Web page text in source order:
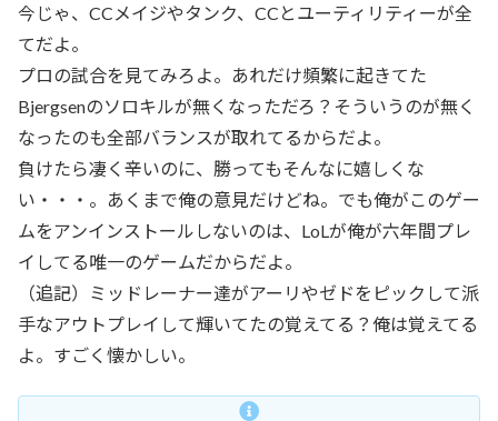
今じゃ、CCメイジやタンク、CCとユーティリティーが全
てだよ。
プロの試合を見てみろよ。あれだけ頻繁に起きてた
Bjergsenのソロキルが無くなっただろ？そういうのが無く
なったのも全部バランスが取れてるからだよ。
負けたら凄く辛いのに、勝ってもそんなに嬉しくな
い・・・。あくまで俺の意見だけどね。でも俺がこのゲー
ムをアンインストールしないのは、LoLが俺が六年間プレ
イしてる唯一のゲームだからだよ。
（追記）ミッドレーナー達がアーリやゼドをピックして派
手なアウトプレイして輝いてたの覚えてる？俺は覚えてる
よ。すごく懐かしい。